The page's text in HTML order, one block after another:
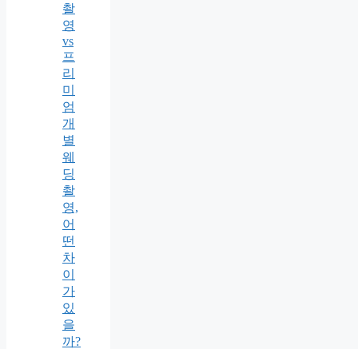
촬
영
vs
프
리
미
엄
개
별
웨
딩
촬
영,
어
떤
차
이
가
있
을
까?